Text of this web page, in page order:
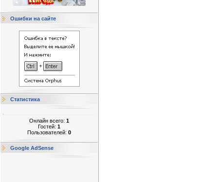
Ошибки на сайте
Статистика
Онлайн всего: 1
Гостей: 1
Пользователей: 0
Google AdSense